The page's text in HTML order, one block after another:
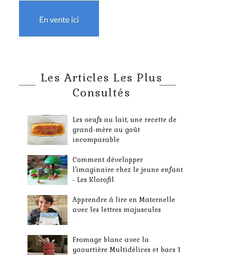
Les Articles Les Plus
Consultés
Les oeufs au lait, une recette de
grand-mère au goût
incomparable
Comment développer
l'imaginaire chez le jeune enfant
- Les Klorofil
Apprendre à lire en Maternelle
avec les lettres majuscules
Fromage blanc avec la
yaourtière Multidélices et bacs 1